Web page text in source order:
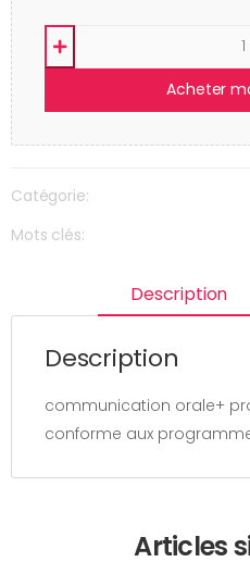
Acheter
Catégorie:
Mots clés:
Description
Description
communication orale+
conforme aux
Articles